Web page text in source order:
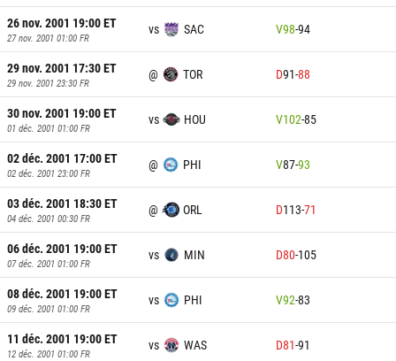
26 nov. 2001 19:00ET
27 nov. 2001 01:00 FR
vs SAC V98-94
29 nov. 2001 17:30ET
29 nov. 2001 23:30 FR
@ TOR D91-88
30 nov. 2001 19:00ET
01 déc. 2001 01:00 FR
vs HOU V102-85
02 déc. 2001 17:00ET
02 déc. 2001 23:00 FR
@ PHI V87-93
03 déc. 2001 18:30ET
04 déc. 2001 00:30 FR
@ ORL D113-71
06 déc. 2001 19:00ET
07 déc. 2001 01:00 FR
vs MIN D80-105
08 déc. 2001 19:00ET
09 déc. 2001 01:00 FR
vs PHI V92-83
11 déc. 2001 19:00ET
12 déc. 2001 01:00 FR
vs WAS D81-91